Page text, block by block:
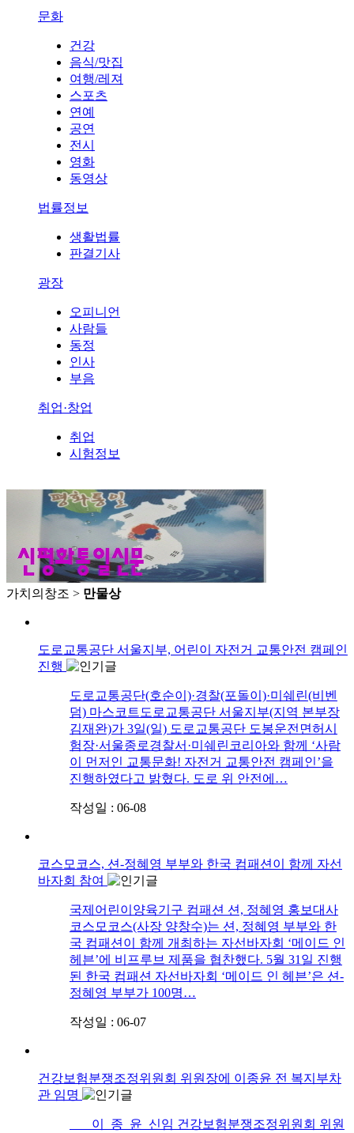
문화
건강
음식/맛집
여행/레져
스포츠
연예
공연
전시
영화
동영상
법률정보
생활법률
판결기사
광장
오피니언
사람들
동정
인사
부음
취업·창업
취업
시험정보
가치의창조 > 만물상
도로교통공단 서울지부, 어린이 자전거 교통안전 캠페인
진행
도로교통공단(호순이)·경찰(포돌이)·미쉐린(비벤
덤) 마스코트도로교통공단 서울지부(지역 본부장
김재완)가 3일(일) 도로교통공단 도봉운전면허시
험장·서울종로경찰서·미쉐린코리아와 함께 ‘사람
이 먼저인 교통문화! 자전거 교통안전 캠페인’을
진행하였다고 밝혔다. 도로 위 안전에…
작성일 : 06-08
코스모코스, 션-정혜영 부부와 한국 컴패션이 함께 자선
바자회 참여
국제어린이양육기구 컴패션 션, 정혜영 홍보대사
코스모코스(사장 양창수)는 션, 정혜영 부부와 한
국 컴패션이 함께 개최하는 자선바자회 ‘메이드 인
헤븐’에 비프루브 제품을 협찬했다. 5월 31일 진행
된 한국 컴패션 자선바자회 ‘메이드 인 헤븐’은 션-
정혜영 부부가 100명…
작성일 : 06-07
건강보험분쟁조정위원회 위원장에 이종윤 전 복지부차
관 임명
이 종 윤 신임 건강보험분쟁조정위원회 위원